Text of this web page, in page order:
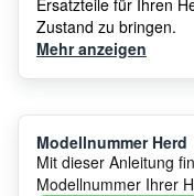
Zustand zu bringen.
Mehr anzeigen
Modellnummer Herd
Mit dieser Anleitung
Modellnummer Ihrer